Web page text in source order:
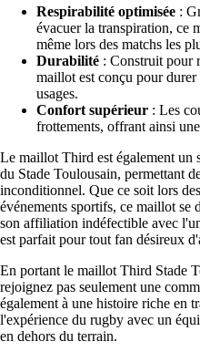
Respirabilité optimisée :
évacuer la transpiration, ce
même lors des matchs les
Durabilité : Construit pour
maillot est conçu pour durer
usages.
Confort supérieur : Les
frottements, offrant ainsi
Le maillot Third est également un
du Stade Toulousain, permettant
inconditionnel. Que ce soit lors
événements sportifs, ce maillot se
son affiliation indéfectible avec
est parfait pour tout fan désireux
En portant le maillot Third Stade
rejoignez pas seulement une
également à une histoire riche en
l'expérience du rugby avec un
en dehors du terrain.